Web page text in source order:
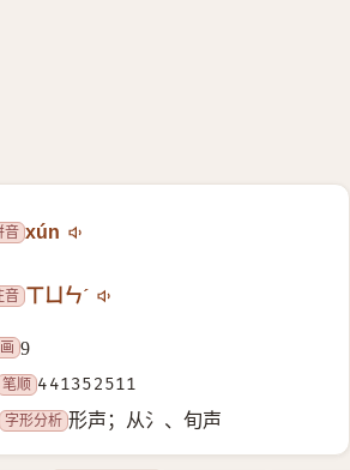
音 xún
音 ㄒㄩㄣˊ
9
笔顺 441352511
字形分析 形声；从氵、旬声